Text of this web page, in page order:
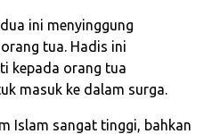
ini menyinggung
tua. Hadis ini
kepada orang tua
masuk ke dalam surga.
Islam sangat tinggi, bahkan